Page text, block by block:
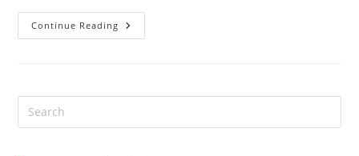
Continue Reading Upacara
Serah